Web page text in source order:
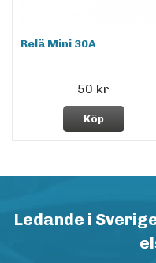
Relä Mini 30A
50 kr
Köp
Ledande i